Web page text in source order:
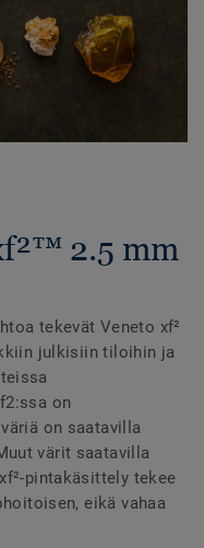
2.5 mm
tekevät Veneto xf²
julkisiin tiloihin ja
on
on saatavilla
värit saatavilla
pintakäsittely tekee
eikä vahaa